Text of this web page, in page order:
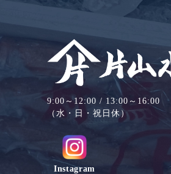
9:00～12:00 / 13:00～16:00
（水・日・祝日休）
Instagram